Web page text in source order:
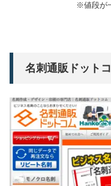
※値段が
名刺通販ドット